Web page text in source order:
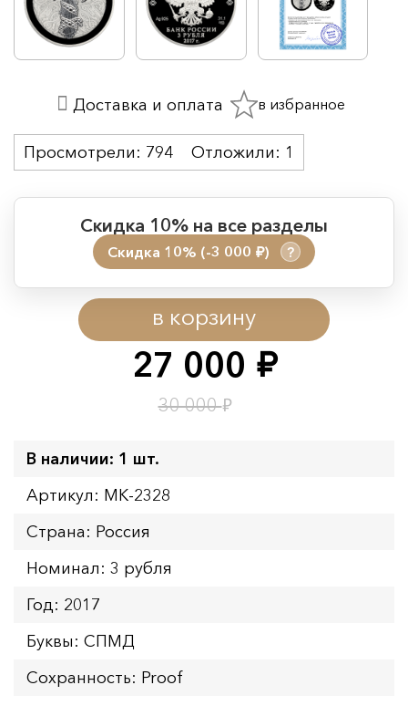
27 000 руб.
30 000₽
в корзину
Скидка 10% на все разделы
Скидка 10% (-3 000 руб.) ?
Период действия акции:
Начало:
08.08.2026 00:01
Окончание:
09.08.2026 23:59
Время до окончания:
Просмотрели: 794 Отложили: 1
Доставка и оплата в избранное
В наличии: 1 шт.
Артикул: MK-2328
Страна: Россия
Номинал: 3 рубля
Год: 2017
Буквы: СПМД
Сохранность: Proof